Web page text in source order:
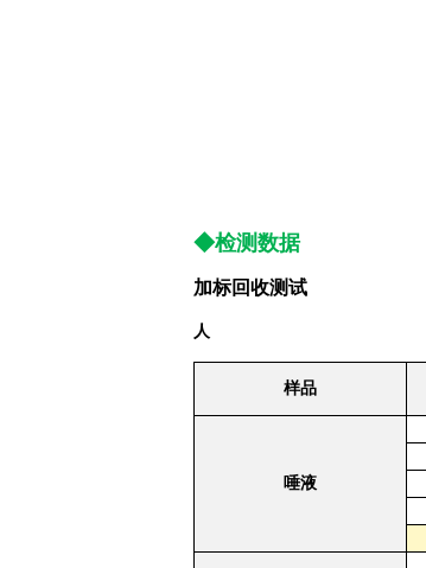
◆检测数据
加标回收测试
人
样品
唾液